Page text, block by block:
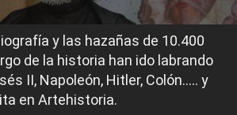
y las hazañas de 10.400
de la historia han ido labrando
II, Napoleón, Hitler, Colón….. y
en Artehistoria.